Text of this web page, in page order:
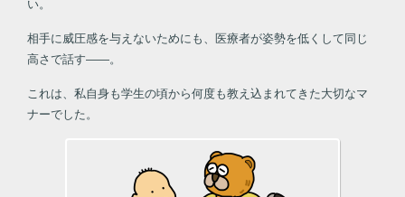
い。
相手に威圧感を与えないためにも、医療者が姿勢を低くして同じ
高さで話す――。
これは、私自身も学生の頃から何度も教え込まれてきた大切なマ
ナーでした。